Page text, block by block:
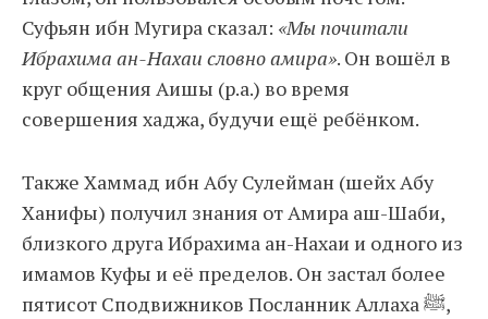
Суфьян ибн Мугира сказал: «Мы почитали
Ибрахима ан-Нахаи словно амира». Он вошёл в
круг общения Аишы (р.а.) во время
совершения хаджа, будучи ещё ребёнком.
Также Хаммад ибн Абу Сулейман (шейх Абу
Ханифы) получил знания от Амира аш-Шаби,
близкого друга Ибрахима ан-Нахаи и одного из
имамов Куфы и её пределов. Он застал более
пятисот Сподвижников Посланник Аллаха ﷺ,